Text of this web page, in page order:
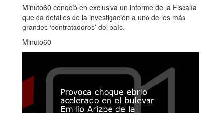
Minuto60 conoció en exclusiva un informe de la Fiscalía
que da detalles de la investigación a uno de los más
grandes ‘contrataderos’ del país.
Minuto60